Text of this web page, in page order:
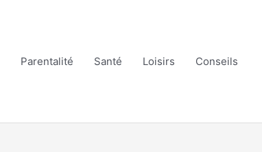
Parentalité Santé Loisirs Conseils